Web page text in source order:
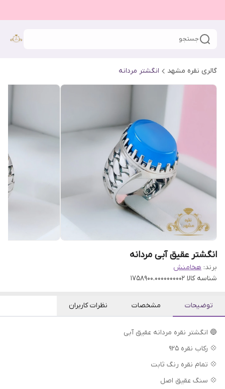
جستجو
گالری نقره مشهد انگشتر مردانه
انگشتر عقیق آبی مردانه
برند: هخامنش
شناسه کالا 1758900.0000000002
توضیحات مشخصات نظرات کاربران
🔵 انگشتر نقره مردانه عقیق آبی
💠 رکاب نقره 925
💠 تمام نقره رنگ ثابت
💠 سنگ عقیق اصل